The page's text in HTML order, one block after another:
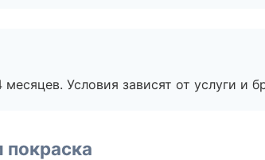
Условия зависят от услуги и